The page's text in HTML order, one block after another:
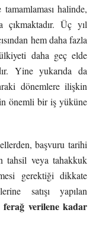
halinde,
Üç yıl
hem daha fazla
daha geç elde
Yine yukarıda da
dönemlere ilişkin
önemli bir iş yüküne
başvuru tarihi
tahsil veya tahakkuk
gerektiği dikkate
satışı yapılan
verilene kadar